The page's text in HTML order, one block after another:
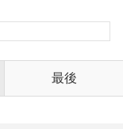
最後